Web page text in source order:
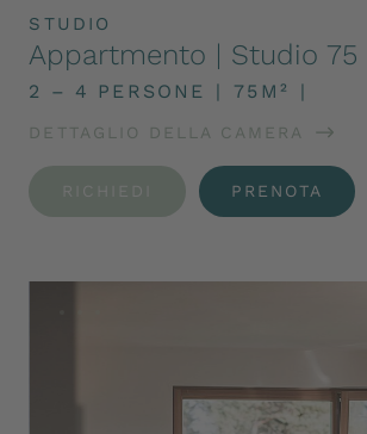
STUDIO
Appartmento | Studio 75
2 – 4 PERSONE 75M²
DETTAGLIO DELLA CAMERA
RICHIEDI PRENOTA